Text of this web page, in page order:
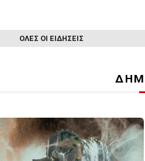
ΟΛΕΣ ΟΙ ΕΙΔΗΣΕΙΣ